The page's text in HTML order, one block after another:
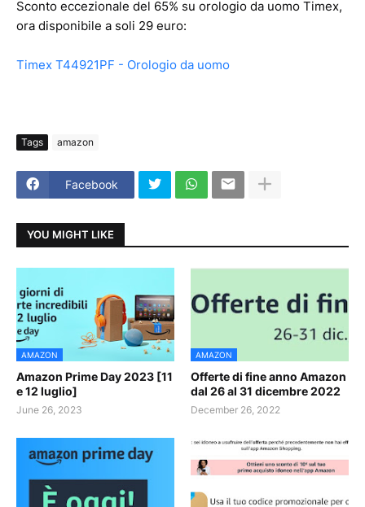
Sconto eccezionale del 65% su orologio da uomo Timex,
ora disponibile a soli 29 euro:
Timex T44921PF - Orologio da uomo
Tags amazon
Facebook
YOU MIGHT LIKE
AMAZON
Amazon Prime Day 2023 [11
e 12 luglio]
June 26, 2023
AMAZON
Offerte di fine anno Amazon
dal 26 al 31 dicembre 2022
December 26, 2022